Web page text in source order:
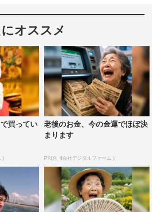
を続ける兼近巡査を美希巡査が必死に制
ドラマチックに盛り上がること間違いな
なっている。
てしまうサーファーを演じるのはハナ
破交番」をはじめ、突破ドラマで何度
今や“不運な男”の役がすっかり板につい
も注目だ。
オススメ
買ってい
)
老後のお金、今の金運でほぼ決
まります
PR(合同会社デジタルファーム )